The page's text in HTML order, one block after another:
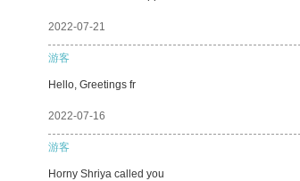
2022-07-21
游客
Hello, Greetings fr
2022-07-16
游客
Horny Shriya called you